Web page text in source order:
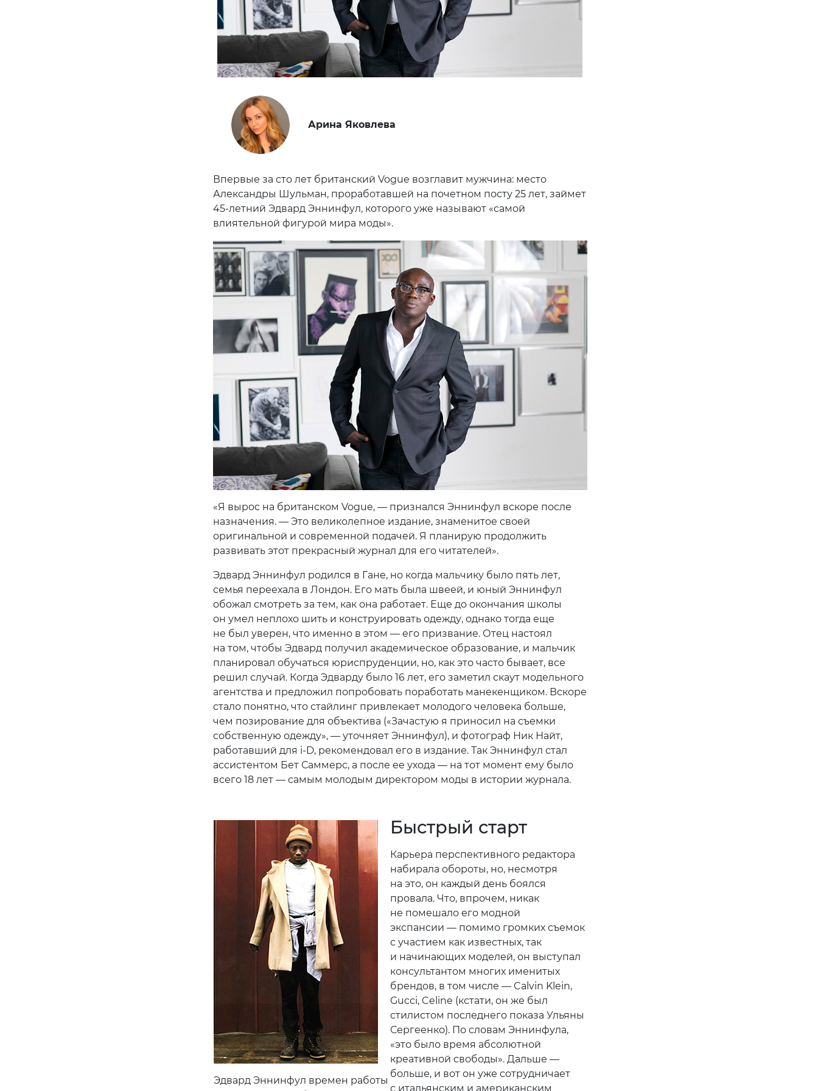
Арина Яковлева
Впервые за сто лет британский Vogue возглавит мужчина: место
Александры Шульман, проработавшей на почетном посту 25 лет, займет
45-летний Эдвард Эннинфул, которого уже называют «самой
влиятельной фигурой мира моды».
«Я вырос на британском Vogue, — признался Эннинфул вскоре после
назначения. — Это великолепное издание, знаменитое своей
оригинальной и современной подачей. Я планирую продолжить
развивать этот прекрасный журнал для его читателей».
Эдвард Эннинфул родился в Гане, но когда мальчику было пять лет,
семья переехала в Лондон. Его мать была швеей, и юный Эннинфул
обожал смотреть за тем, как она работает. Еще до окончания школы
он умел неплохо шить и конструировать одежду, однако тогда еще
не был уверен, что именно в этом — его призвание. Отец настоял
на том, чтобы Эдвард получил академическое образование, и мальчик
планировал обучаться юриспруденции, но, как это часто бывает, все
решил случай. Когда Эдварду было 16 лет, его заметил скаут модельного
агентства и предложил попробовать поработать манекенщиком. Вскоре
стало понятно, что стайлинг привлекает молодого человека больше,
чем позирование для объектива («Зачастую я приносил на съемки
собственную одежду», — уточняет Эннинфул), и фотограф Ник Найт,
работавший для i-D, рекомендовал его в издание. Так Эннинфул стал
ассистентом Бет Саммерс, а после ее ухода — на тот момент ему было
всего 18 лет — самым молодым директором моды в истории журнала.
Эдвард Эннинфул времен работы
Быстрый старт
Карьера перспективного редактора
набирала обороты, но, несмотря
на это, он каждый день боялся
провала. Что, впрочем, никак
не помешало его модной
экспансии — помимо громких съемок
с участием как известных, так
и начинающих моделей, он выступал
консультантом многих именитых
брендов, в том числе — Calvin Klein,
Gucci, Celine (кстати, он же был
стилистом последнего показа Ульяны
Сергеенко). По словам Эннинфула,
«это было время абсолютной
креативной свободы». Дальше —
больше, и вот он уже сотрудничает
с итальянским и американским